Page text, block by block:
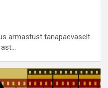
armastust tänapäevaselt